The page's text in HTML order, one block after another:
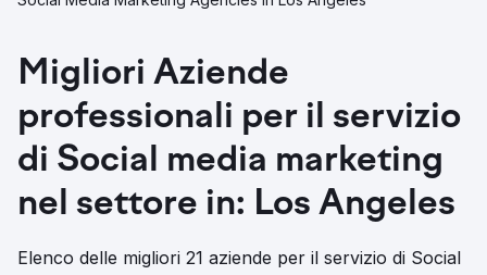
Migliori Aziende
professionali per il servizio
di Social media marketing
nel settore in: Los Angeles
Elenco delle migliori 21 aziende per il servizio di Social